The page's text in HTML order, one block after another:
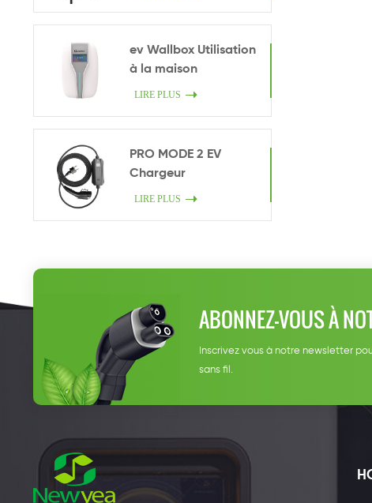
ev Wallbox Utilisation
à la maison
LIRE PLUS
PRO MODE 2 EV
Chargeur
LIRE PLUS
ABONNEZ-VOUS À
Inscrivez vous à notre newsletter
sans fil.